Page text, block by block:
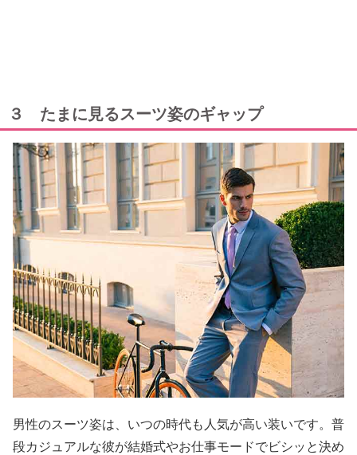
３ たまに見るスーツ姿のギャップ
男性のスーツ姿は、いつの時代も人気が高い装いです。普
段カジュアルな彼が結婚式やお仕事モードでビシッと決め